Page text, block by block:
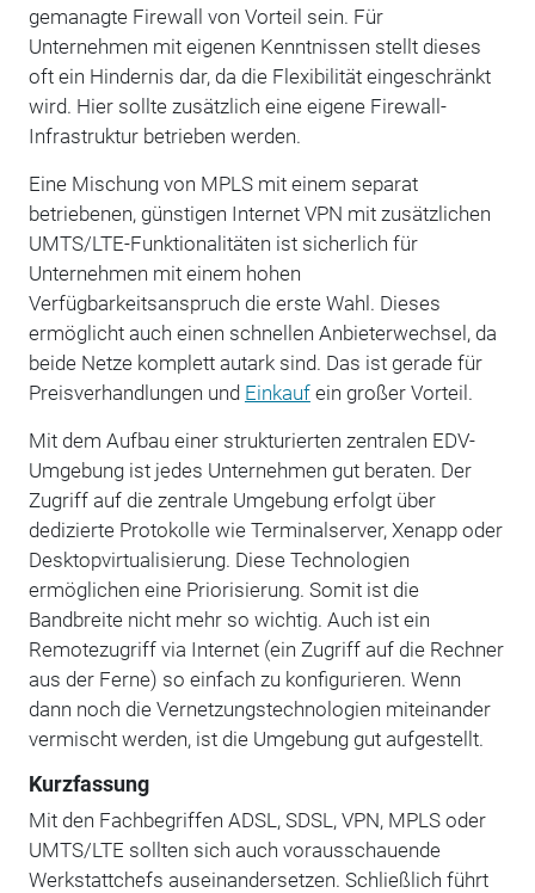
gemanagte Firewall von Vorteil sein. Für
Unternehmen mit eigenen Kenntnissen stellt dieses
oft ein Hindernis dar, da die Flexibilität eingeschränkt
wird. Hier sollte zusätzlich eine eigene Firewall-
Infrastruktur betrieben werden.
Eine Mischung von MPLS mit einem separat
betriebenen, günstigen Internet VPN mit zusätzlichen
UMTS/LTE-Funktionalitäten ist sicherlich für
Unternehmen mit einem hohen
Verfügbarkeitsanspruch die erste Wahl. Dieses
ermöglicht auch einen schnellen Anbieterwechsel, da
beide Netze komplett autark sind. Das ist gerade für
Preisverhandlungen und Einkaufein großer Vorteil.
Mit dem Aufbau einer strukturierten zentralen EDV-
Umgebung ist jedes Unternehmen gut beraten. Der
Zugriff auf die zentrale Umgebung erfolgt über
dedizierte Protokolle wie Terminalserver, Xenapp oder
Desktopvirtualisierung. Diese Technologien
ermöglichen eine Priorisierung. Somit ist die
Bandbreite nicht mehr so wichtig. Auch ist ein
Remotezugriff via Internet (ein Zugriff auf die Rechner
aus der Ferne) so einfach zu konfigurieren. Wenn
dann noch die Vernetzungstechnologien miteinander
vermischt werden, ist die Umgebung gut aufgestellt.
Kurzfassung
Mit den Fachbegriffen ADSL, SDSL, VPN, MPLS oder
UMTS/LTE sollten sich auch vorausschauende
Werkstattchefs auseinandersetzen. Schließlich führt